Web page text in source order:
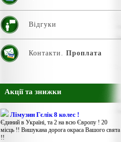
Відгуки
Контакти. Проплата
Акції та знижки
Лімузин Гєлік 8 колес !
Єдиний в Україні, та 2 на всю Європу ! 20
місць !! Вишукана дорога окраса Вашого свята
!!